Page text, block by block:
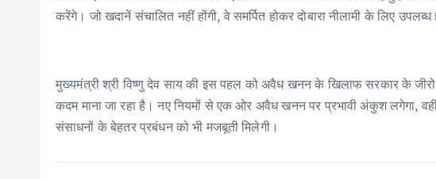
करेंगे। जो खदानें संचालित नहीं होंगी, वे समर्पित होकर दोबारा नीलामी के लिए
मुख्यमंत्री श्री विष्णु देव साय की इस पहल को अवैध खनन के खिलाफ सरकार के
कदम माना जा रहा है। नए नियमों से एक ओर अवैध खनन पर प्रभावी अंकुश लगेगा, वहीं
संसाधनों के बेहतर प्रबंधन को भी मजबूती मिलेगी।